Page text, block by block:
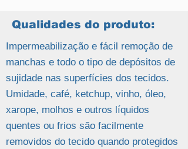
Qualidades do produto:
Impermeabilização e fácil remoção de
manchas e todo o tipo de depósitos de
sujidade nas superfícies dos tecidos.
Umidade, café, ketchup, vinho, óleo,
xarope, molhos e outros líquidos
quentes ou frios são facilmente
removidos do tecido quando protegidos